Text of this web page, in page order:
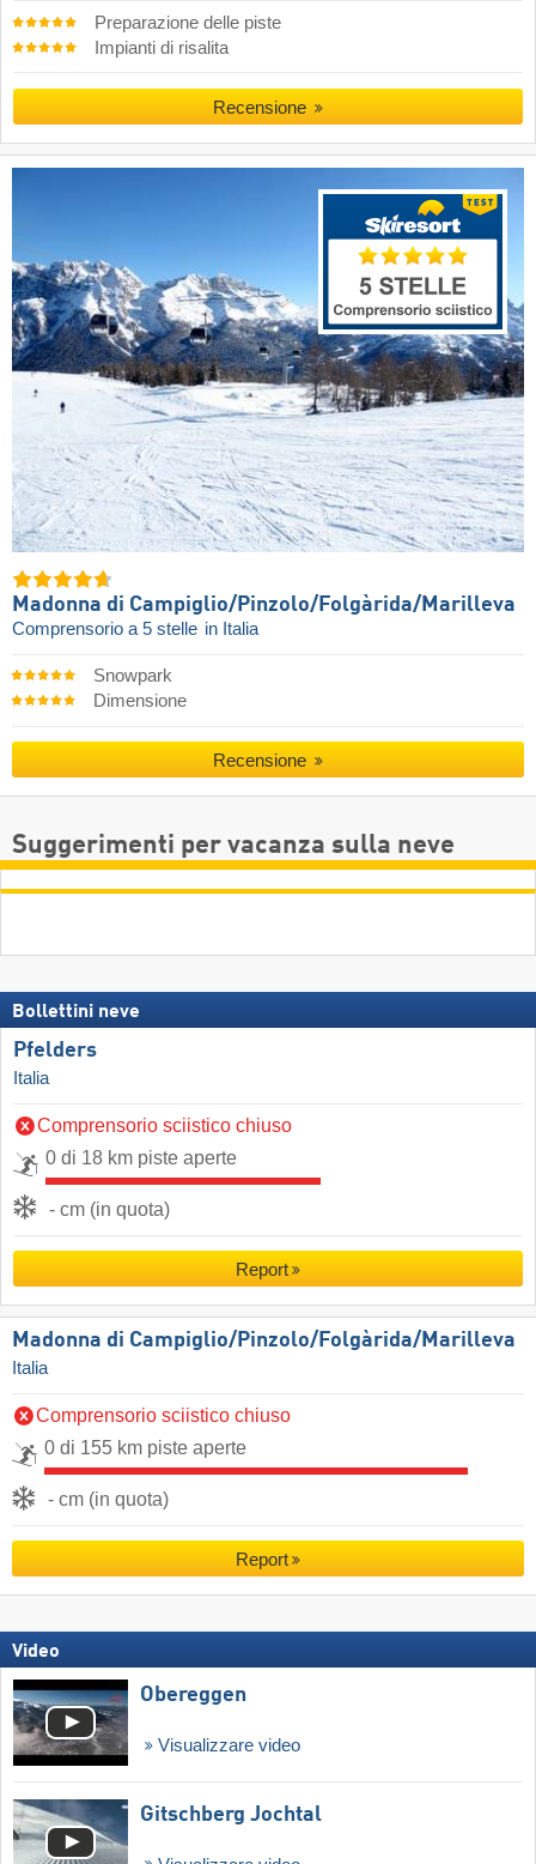
Preparazione delle piste
Impianti di risalita
Recensione
Madonna di Campiglio/​Pinzolo/​Folgàrida/​Marilleva
Comprensorio a 5 stelle in Italia
Snowpark
Dimensione
Recensione
Suggerimenti per vacanza sulla neve
Bollettini neve
Pfelders
Italia
Comprensorio sciistico chiuso
0 di 18 km piste aperte
- cm (in quota)
Report
Madonna di Campiglio/​Pinzolo/​Folgàrida/​Marilleva
Italia
Comprensorio sciistico chiuso
0 di 155 km piste aperte
- cm (in quota)
Report
Video
Obereggen
Visualizzare video
Gitschberg Jochtal